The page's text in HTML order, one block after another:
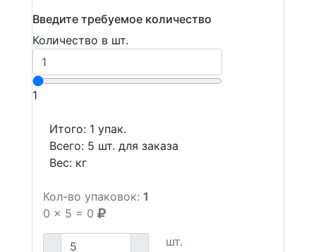
Введите требуемое количество
Количество в шт.
1
Итого: 1 упак.
Всего: 5 шт. для заказа
Вес: кг
Кол-во упаковок: 1
0 x 5 = 0
шт.